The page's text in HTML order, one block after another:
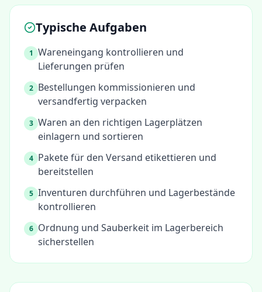
Typische Aufgaben
1 Wareneingang kontrollieren und
Lieferungen prüfen
2 Bestellungen kommissionieren und
versandfertig verpacken
3 Waren an den richtigen Lagerplätzen
einlagern und sortieren
4 Pakete für den Versand etikettieren und
bereitstellen
5 Inventuren durchführen und Lagerbestände
kontrollieren
6 Ordnung und Sauberkeit im Lagerbereich
sicherstellen